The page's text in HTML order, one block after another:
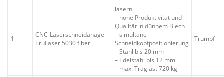
1
CNC-Laserschneidanage
TruLaser 5030 fiber
lasern
– hohe Produktivität und
Qualität in dünnem Blech
– simultane
Schneidkopfpositionierung
– Stahl bis 20 mm
– Edelstahl bis 12 mm
– max. Traglast 720 kg
Trumpf